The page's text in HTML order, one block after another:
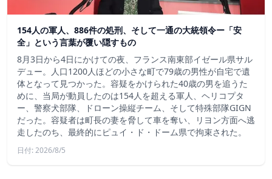
154人の軍人、886件の処刑、そして一通の大統領令ー「安
全」という言葉が覆い隠すもの
8月3日から4日にかけての夜、フランス南東部イゼール県サル
デュー。人口1200人ほどの小さな町で79歳の男性が自宅で遺
体となって見つかった。容疑をかけられた40歳の男を追うた
めに、当局が動員したのは154人を超える軍人、ヘリコプタ
ー、警察犬部隊、ドローン操縦チーム、そして特殊部隊GIGN
だった。容疑者は町長の妻を脅して車を奪い、リヨン方面へ逃
走したのち、最終的にピュイ・ド・ドーム県で拘束された。
日付: 2026/8/5